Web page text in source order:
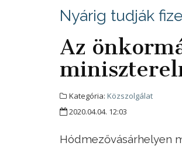
Nyárig tudják
Az
Kategória: Közszolgálat
2020.04.04. 12:03
Hódmezővásárhelyen